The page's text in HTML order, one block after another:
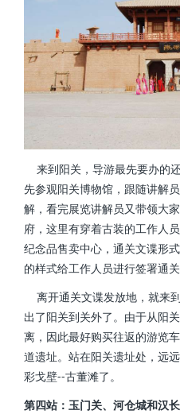
来到阳关，导游最先要办的
先参观阳关博物馆，跟随讲解
解，看完展览讲解员又带领大
府，这里有穿着古装的工作人
纪念品售卖中心，通关文谍形
的样式给工作人员进行签署通关
离开通关文谍发放地，就来
出了阳关到关外了。由于从阳
离，因此最好购买往返的游览
道遗址。站在阳关遗址处，远
彩戈壁--古董滩了。
第四站：玉门关、河仓城和汉